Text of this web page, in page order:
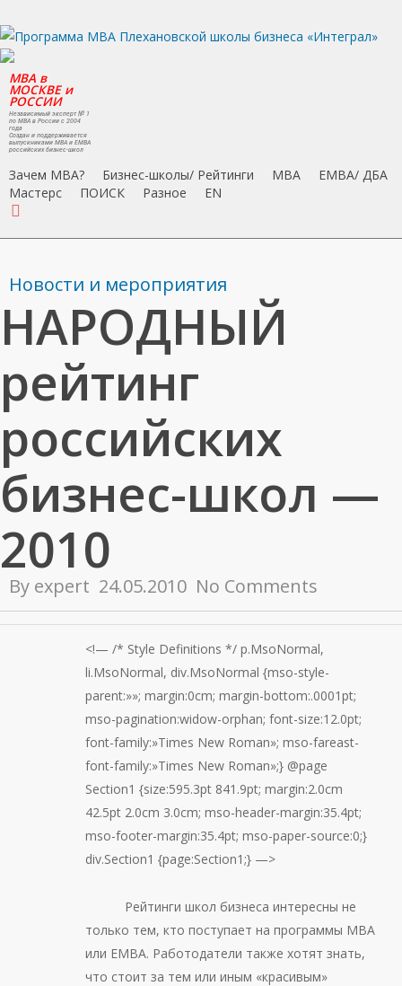
to
main
content
MBA в
МОСКВЕ и
РОССИИ
Независимый эксперт № 1
по MBA в России с 2004
года
Создан и поддерживается
выпускниками MBA и EMBA
российских бизнес-школ
Зачем MBA? Бизнес-школы/ Рейтинги MBA
EMBA/ ДБA
Мастерс
ПОИСК Разное EN
Новости и мероприятия
НАРОДНЫЙ
рейтинг
российских
бизнес-школ —
2010
By expert 24.05.2010 No Comments
<!— /* Style Definitions */ p.MsoNormal,
li.MsoNormal, div.MsoNormal {mso-style-
parent:»»; margin:0cm; margin-bottom:.0001pt;
mso-pagination:widow-orphan; font-size:12.0pt;
font-family:»Times New Roman»; mso-fareast-
font-family:»Times New Roman»;} @page
Section1 {size:595.3pt 841.9pt; margin:2.0cm
42.5pt 2.0cm 3.0cm; mso-header-margin:35.4pt;
mso-footer-margin:35.4pt; mso-paper-source:0;}
div.Section1 {page:Section1;} —>
Рейтинги школ бизнеса интересны не
только тем, кто поступает на программы МВА
или ЕМВА. Работодатели также хотят знать,
что стоит за тем или иным «красивым»